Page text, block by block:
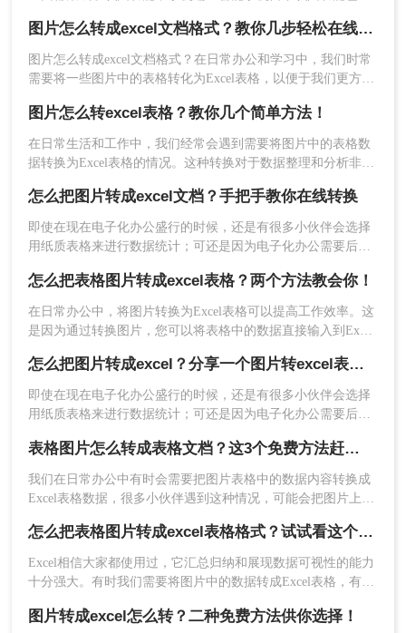
些棘手。转换后的效果惨不忍睹，还要一行一行进行数据核
对，还不如手动输入。今天给各位小伙伴分享怎么把图片转成
excel文档格式？操作起来很快捷方便，只需几个步骤即可实现
图片怎么转成excel文档格式？教你几步轻松在线转换
图片怎么转成excel文档格式？在日常办公和学习中，我们时常
需要将一些图片中的表格转化为Excel表格，以便于我们更方便
视化方法，可以帮助我们更好地管理和分析数据。
图片怎么转excel表格？教你几个简单方法！
在日常生活和工作中，我们经常会遇到需要将图片中的表格数
据转换为Excel表格的情况。这种转换对于数据整理和分析非常
图片转Excel表格的方法将大大提高我们的工作效率。那么图片
怎么转excel表格呢？本文将介绍几种常用的图片转Excel表格的
方法。
怎么把图片转成excel文档？手把手教你在线转换
即使在现在电子化办公盛行的时候，还是有很多小伙伴会选择
用纸质表格来进行数据统计；可还是因为电子化办公需要后期
当然不是一个好办法，这时我们可以借助一些工具，来将纸质
表格拍成图片，然后再将图片转Excel；那我们今天就来介绍怎
么把图片转成excel文档的方法吧！
怎么把表格图片转成excel表格？两个方法教会你！
在日常办公中，将图片转换为Excel表格可以提高工作效率。这
是因为通过转换图片，您可以将表格中的数据直接输入到Excel
以进行编辑和格式化，使其更具可读性和专业性。因此，在处
理大量数据时，将图片转换为Excel表格将会是一个非常有用的
工具。以下是怎么把表格图片转成excel表格工具了，一起看看
怎么把图片转成excel？分享一个图片转excel表格的方法
即使在现在电子化办公盛行的时候，还是有很多小伙伴会选择
用纸质表格来进行数据统计；可还是因为电子化办公需要后期
当然不是一个好办法，这时我们可以借助一些工具，来将纸质
表格拍成图片，然后再将图片转Excel；那我们今天就来介绍怎
么把图片转成excel的方法吧！
表格图片怎么转成表格文档？这3个免费方法赶紧收藏！
我们在日常办公中有时会需要把图片表格中的数据内容转换成
Excel表格数据，很多小伙伴遇到这种情况，可能会把图片上的
太低了。今天就跟大家分享表格图片怎么转成表格文档方法，
下面一起看看吧。
怎么把表格图片转成excel表格格式？试试看这个方法！
Excel相信大家都使用过，它汇总归纳和展现数据可视性的能力
十分强大。有时我们需要将图片中的数据转成Excel表格，有没
格图片转成excel表格格式方法，一起来看看吧。
图片转成excel怎么转？二种免费方法供你选择！